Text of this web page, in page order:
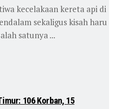
kecelakaan kereta api di
sekaligus kisah haru
satunya ...
106 Korban, 15